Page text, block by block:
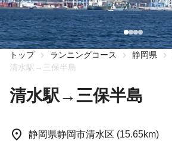
トップ ランニングコース 静岡県
清水駅→三保半島
清水駅→三保半島
静岡県静岡市清水区 (15.65km)